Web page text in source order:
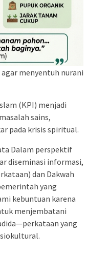
menyentuh nurani
(KPI) menjadi
sains,
pada krisis spiritual.
Dalam perspektif
diseminasi informasi,
dan Dakwah
yang
kebuntuan karena
menjembatani
yang